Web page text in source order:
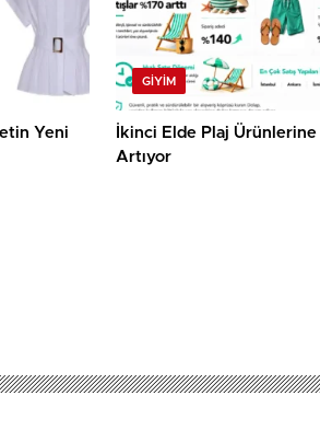
Yeni
GIYIM
İkinci Elde Plaj Ürünlerine
Artıyor